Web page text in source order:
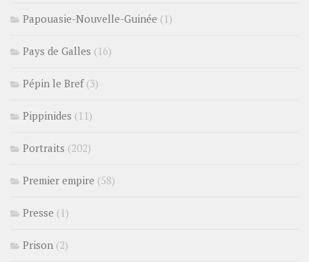
Papouasie-Nouvelle-Guinée (1)
Pays de Galles (16)
Pépin le Bref(3)
Pippinides (11)
Portraits (202)
Premier empire (58)
Presse (1)
Prison (2)